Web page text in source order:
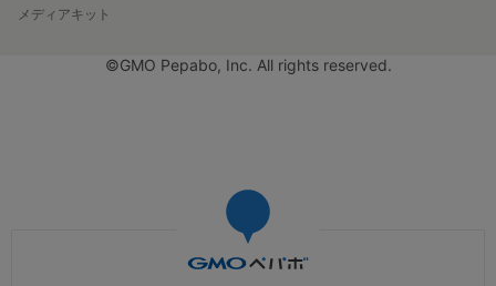
メディアキット
©GMO Pepabo, Inc. All rights reserved.